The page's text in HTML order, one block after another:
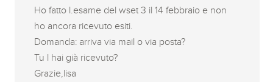
Ho fatto l.esame del wset 3 il 14 febbraio e non
ho ancora ricevuto esiti.
Domanda: arriva via mail o via posta?
Tu l hai già ricevuto?
Grazie,lisa